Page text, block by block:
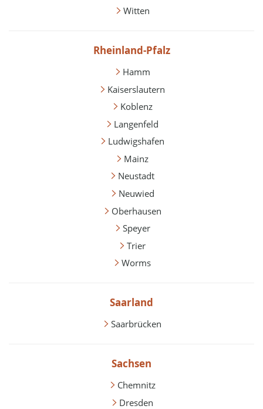
Witten
Rheinland-Pfalz
Hamm
Kaiserslautern
Koblenz
Langenfeld
Ludwigshafen
Mainz
Neustadt
Neuwied
Oberhausen
Speyer
Trier
Worms
Saarland
Saarbrücken
Sachsen
Chemnitz
Dresden